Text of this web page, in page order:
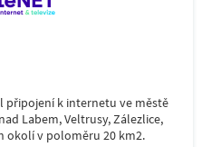
připojení k internetu ve městě
Labem, Veltrusy, Zálezlice,
okolí v poloměru 20 km2.